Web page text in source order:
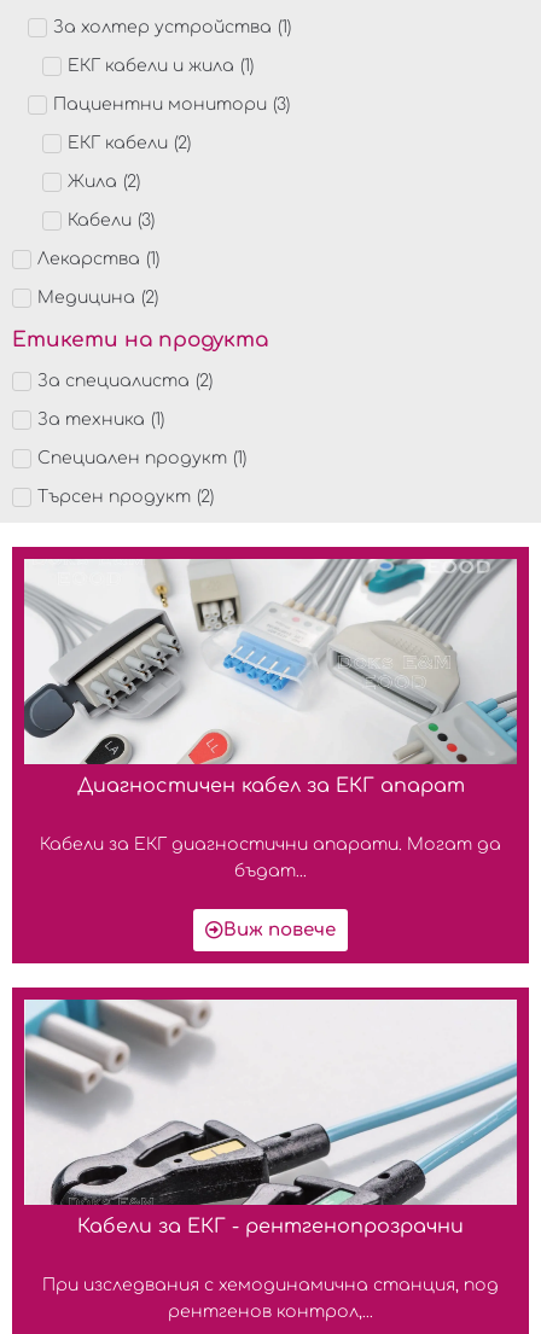
За холтер устройства (1)
ЕКГ кабели и жила (1)
Пациентни монитори (3)
ЕКГ кабели (2)
Жила (2)
Кабели (3)
Лекарства (1)
Медицина (2)
Етикети на продукта
За специалиста (2)
За техника (1)
Специален продукт (1)
Търсен продукт (2)
Диагностичен кабел за ЕКГ апарат
Кабели за ЕКГ диагностични апарати. Могат да
бъдат...
Виж повече
Кабели за ЕКГ - рентгенопрозрачни
При изследвания с хемодинамична станция, под
рентгенов контрол,...